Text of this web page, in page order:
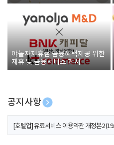
야놀자제휴점 금융혜택제공 위한
제휴 및 금융서비스 게시
공지사항
[호텔업] 개인정보 처리방침 개정본1
[호텔업] 유료서비스 이용약관 개정본2